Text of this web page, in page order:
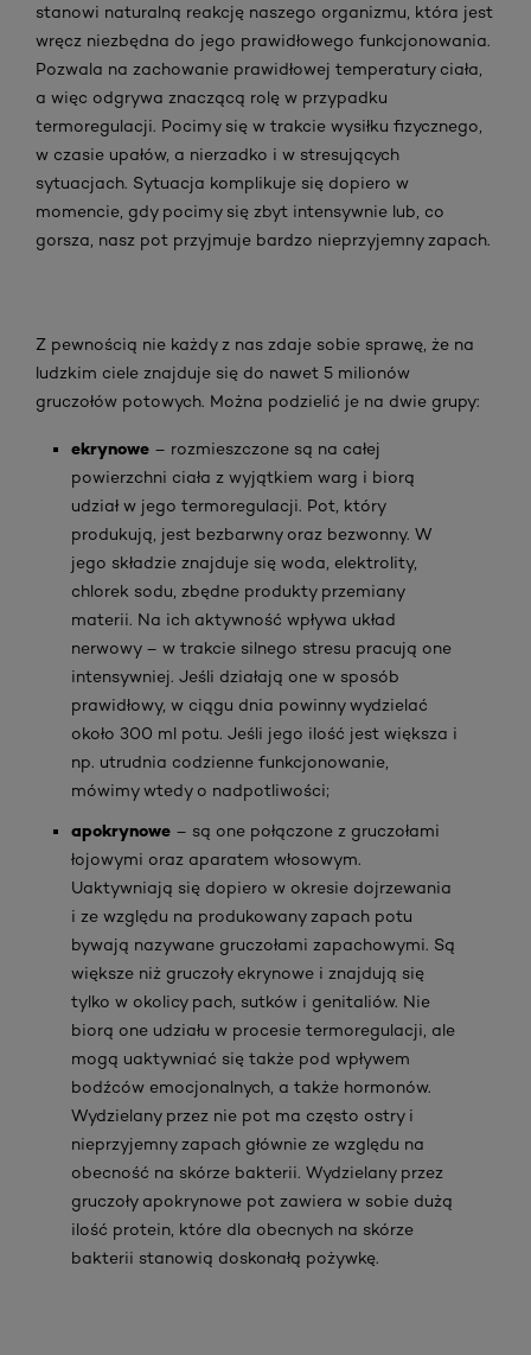
stanowi naturalną reakcję naszego organizmu, która jest
wręcz niezbędna do jego prawidłowego funkcjonowania.
Pozwala na zachowanie prawidłowej temperatury ciała,
a więc odgrywa znaczącą rolę w przypadku
termoregulacji. Pocimy się w trakcie wysiłku fizycznego,
w czasie upałów, a nierzadko i w stresujących
sytuacjach. Sytuacja komplikuje się dopiero w
momencie, gdy pocimy się zbyt intensywnie lub, co
gorsza, nasz pot przyjmuje bardzo nieprzyjemny zapach.
Z pewnością nie każdy z nas zdaje sobie sprawę, że na
ludzkim ciele znajduje się do nawet 5 milionów
gruczołów potowych. Można podzielić je na dwie grupy:
ekrynowe – rozmieszczone są na całej
powierzchni ciała z wyjątkiem warg i biorą
udział w jego termoregulacji. Pot, który
produkują, jest bezbarwny oraz bezwonny. W
jego składzie znajduje się woda, elektrolity,
chlorek sodu, zbędne produkty przemiany
materii. Na ich aktywność wpływa układ
nerwowy – w trakcie silnego stresu pracują one
intensywniej. Jeśli działają one w sposób
prawidłowy, w ciągu dnia powinny wydzielać
około 300 ml potu. Jeśli jego ilość jest większa i
np. utrudnia codzienne funkcjonowanie,
mówimy wtedy o nadpotliwości;
apokrynowe – są one połączone z gruczołami
łojowymi oraz aparatem włosowym.
Uaktywniają się dopiero w okresie dojrzewania
i ze względu na produkowany zapach potu
bywają nazywane gruczołami zapachowymi. Są
większe niż gruczoły ekrynowe i znajdują się
tylko w okolicy pach, sutków i genitaliów. Nie
biorą one udziału w procesie termoregulacji, ale
mogą uaktywniać się także pod wpływem
bodźców emocjonalnych, a także hormonów.
Wydzielany przez nie pot ma często ostry i
nieprzyjemny zapach głównie ze względu na
obecność na skórze bakterii. Wydzielany przez
gruczoły apokrynowe pot zawiera w sobie dużą
ilość protein, które dla obecnych na skórze
bakterii stanowią doskonałą pożywkę.